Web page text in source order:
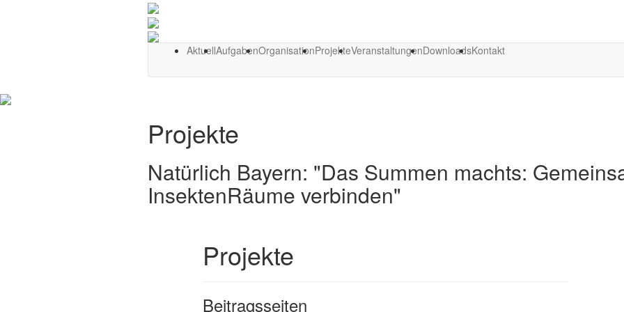
AktuellAufgabenOrganisationProjekteVeranstaltungenDownloadsKontakt
Projekte
Natürlich Bayern: "Das Summen machts:
InsektenRäume verbinden"
Projekte
Beitragsseiten